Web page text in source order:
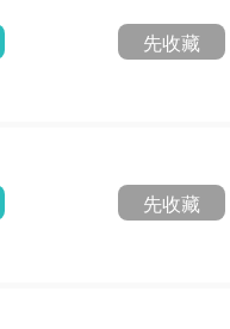
先收藏
先收藏